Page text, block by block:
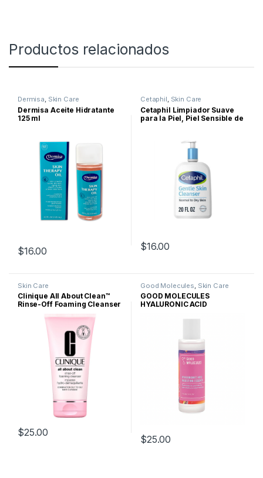
Productos relacionados
Dermisa, Skin Care
Dermisa Aceite Hidratante
125 ml
$16.00
Cetaphil, Skin Care
Cetaphil Limpiador Suave
para la Piel, Piel Sensible de
$16.00
Skin Care
Clinique All About Clean™
Rinse-Off Foaming Cleanser
$25.00
Good Molecules Skin Care
GOOD MOLECULES
HYALURONIC ACID
$25.00